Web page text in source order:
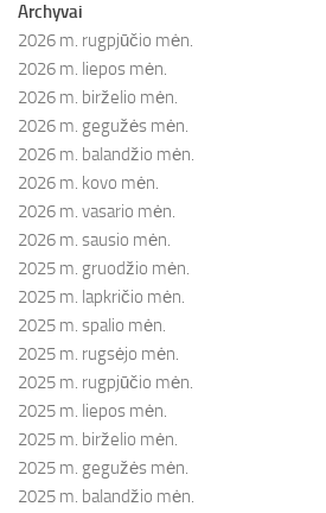
Archyvai
2026 m. rugpjūčio mėn.
2026 m. liepos mėn.
2026 m. birželio mėn.
2026 m. gegužės mėn.
2026 m. balandžio mėn.
2026 m. kovo mėn.
2026 m. vasario mėn.
2026 m. sausio mėn.
2025 m. gruodžio mėn.
2025 m. lapkričio mėn.
2025 m. spalio mėn.
2025 m. rugsėjo mėn.
2025 m. rugpjūčio mėn.
2025 m. liepos mėn.
2025 m. birželio mėn.
2025 m. gegužės mėn.
2025 m. balandžio mėn.